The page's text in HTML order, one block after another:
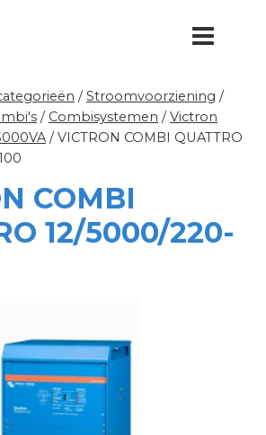
/ Stroomvoorziening /
/ Combisystemen / Victron
/ VICTRON COMBI QUATTRO
COMBI
12/5000/220-